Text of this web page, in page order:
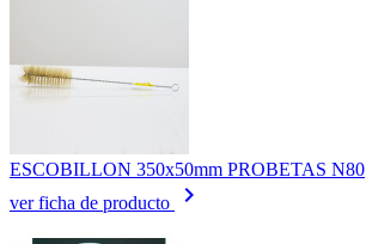
ESCOBILLON 350x50mm PROBETAS N80
ver ficha de producto
keyboard_arrow_right